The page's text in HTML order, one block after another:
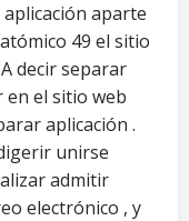
aparte
49 el sitio
decir separar
en el sitio web
aplicación .
unirse
admitir
electrónico , y